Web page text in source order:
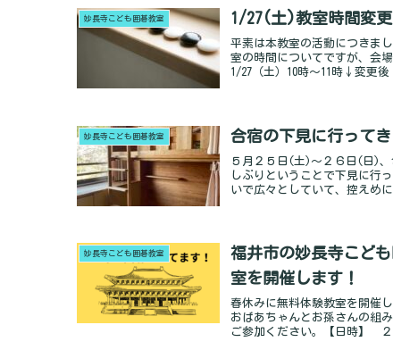
妙長寺こども囲碁教室 1/27(土)教室時間変
平素は本教室の活動につきま
室の時間についてですが、会
1/27（土）10時～11時↓変更
妙長寺こども囲碁教室 合宿の下見に行ってき
５月２５日(土)～２６日(日)
しぶりということで下見に行
いで広々としていて、控えめ
妙長寺こども囲碁教室
福井市の妙長寺こど
室を開催します！
春休みに無料体験教室を開催
おばあちゃんとお孫さんの組
ご参加ください。【日時】